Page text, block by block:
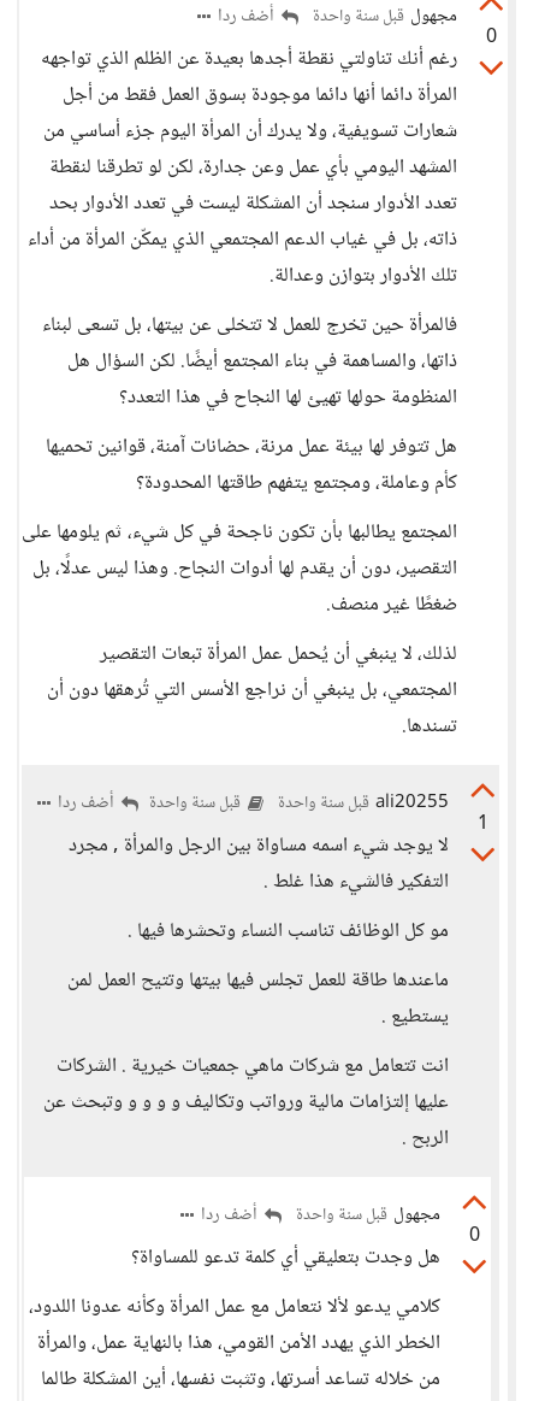
0
مجهول قبل سنة واحدة أضف ردا
رغم أنك تناولتي نقطة أجدها بعيدة عن الظلم الذي تواجهه
المرأة دائما أنها دائما موجودة بسوق العمل فقط من أجل
شعارات تسويفية، ولا يدرك أن المرأة اليوم جزء أساسي من
المشهد اليومي بأي عمل وعن جدارة، لكن لو تطرقنا لنقطة
تعدد الأدوار سنجد أن المشكلة ليست في تعدد الأدوار بحد
ذاته، بل في غياب الدعم المجتمعي الذي يمكّن المرأة من أداء
تلك الأدوار بتوازن وعدالة.
فالمرأة حين تخرج للعمل لا تتخلى عن بيتها، بل تسعى لبناء
ذاتها، والمساهمة في بناء المجتمع أيضًا. لكن السؤال هل
المنظومة حولها تهيئ لها النجاح في هذا التعدد؟
هل تتوفر لها بيئة عمل مرنة، حضانات آمنة، قوانين تحميها
كأم وعاملة، ومجتمع يتفهم طاقتها المحدودة؟
المجتمع يطالبها بأن تكون ناجحة في كل شيء، ثم يلومها على
التقصير، دون أن يقدم لها أدوات النجاح. وهذا ليس عدلًا، بل
ضغطًا غير منصف.
لذلك، لا ينبغي أن يُحمل عمل المرأة تبعات التقصير
المجتمعي، بل ينبغي أن نراجع الأسس التي تُرهقها دون أن
تسندها.
1
ali20255 قبل سنة واحدة قبل سنة واحدة أضف ردا
لا يوجد شيء اسمه مساواة بين الرجل والمرأة , مجرد
التفكير فالشيء هذا غلط .
مو كل الوظائف تناسب النساء وتحشرها فيها .
ماعندها طاقة للعمل تجلس فيها بيتها وتتيح العمل لمن
يستطيع .
انت تتعامل مع شركات ماهي جمعيات خيرية . الشركات
عليها إلتزامات مالية ورواتب وتكاليف و و و و وتبحث عن
الربح .
0
مجهول قبل سنة واحدة أضف ردا
هل وجدت بتعليقي أي كلمة تدعو للمساواة؟
كلامي يدعو لألا نتعامل مع عمل المرأة وكأنه عدونا اللدود،
الخطر الذي يهدد الأمن القومي، هذا بالنهاية عمل، والمرأة
من خلاله تساعد أسرتها، وتثبت نفسها، أين المشكلة طالما